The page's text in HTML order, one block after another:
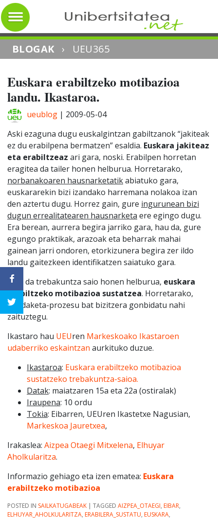
BLOGAK › UEU365
Euskara erabiltzeko motibazioa
landu. Ikastaroa.
ueublog | 2009-05-04
Aski ezaguna dugu euskalgintzan gabiltzanok “jakiteak
ez du erabilpena bermatzen” esaldia. Euskara jakiteaz
eta erabiltzeaz ari gara, noski. Erabilpen horretan
eragitea da tailer honen helburua. Horretarako,
norbanakoaren hausnarketatikabiatuko gara,
euskararekin bizi izandako harremana nolakoa izan
den aztertu dugu. Horrez gain, gure ingurunean bizi
dugun errealitatearen hausnarketa ere egingo dugu.
Era berean, aurrera begira jarriko gara, hau da, gure
egungo praktikak, arazoak eta beharrak mahai
gainean jarri ondoren, etorkizunera begira zer ildo
landu gaitezkeen identifikatzen saiatuko gara.
Hori da trebakuntza saio honen helburua, euskara
erabiltzeko motibazioa sustatzea. Horretarako,
eraldaketa-prozesu bat bizitzera gonbidatu nahi
zaituztegu.
Ikastaro hau UEUren Markeskoako Ikastaroen
udaberriko eskaintzan aurkituko duzue.
Ikastaroa: Euskara erabiltzeko motibazioa
sustatzeko trebakuntza-saioa.
Datak: maiatzaren 15a eta 22a (ostiralak)
Iraupena: 10 ordu
Tokia: Eibarren, UEUren Ikastetxe Nagusian,
Markeskoa Jauretxea,
Irakaslea: Aizpea Otaegi Mitxelena, Elhuyar
Aholkularitza.
Informazio gehiago eta izen ematea: Euskara
erabiltzeko motibazioa
POSTED IN SAILKATUGABEAK | TAGGED AIZPEA_OTAEGI, EIBAR,
ELHUYAR_AHOLKULARITZA, ERABILERA_SUSTATU, EUSKARA,